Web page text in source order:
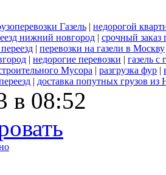
Газель | недорогой
нижний новгород | срочный заказ
| перевозки на газели в Москву
| недорогие перевозки | газель с
Мусора | разгрузка фур |
| доставка попутных грузов
в 08:52